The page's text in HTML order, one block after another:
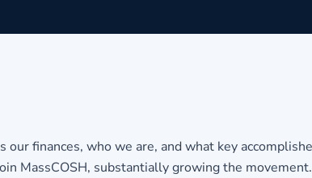
finances, who we are, and what key
MassCOSH, substantially growing the movement.